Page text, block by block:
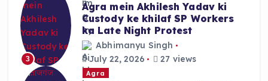
3
Agra mein Akhilesh Yadav ki
Custody ke khilaf SP Workers
ka Late Night Protest
Abhimanyu Singh
July 22, 2026
27 views
Agra